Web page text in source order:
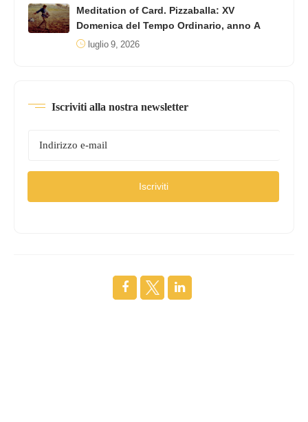
Meditation of Card. Pizzaballa: XV
Domenica del Tempo Ordinario, anno A
luglio 9, 2026
Iscriviti alla nostra newsletter
Iscriviti